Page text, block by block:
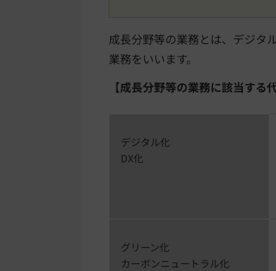
成長分野等の業務とは、デジタ
業務をいいます。
【成長分野等の業務に該当する
デジタル化
DX化
グリーン化
カーボンニュートラル化